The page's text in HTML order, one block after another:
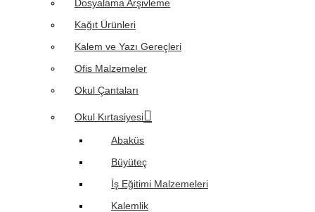
Dosyalama Arşivleme
Kağıt Ürünleri
Kalem ve Yazı Gereçleri
Ofis Malzemeler
Okul Çantaları
Okul Kırtasiyesi
Abaküs
Büyüteç
İş Eğitimi Malzemeleri
Kalemlik